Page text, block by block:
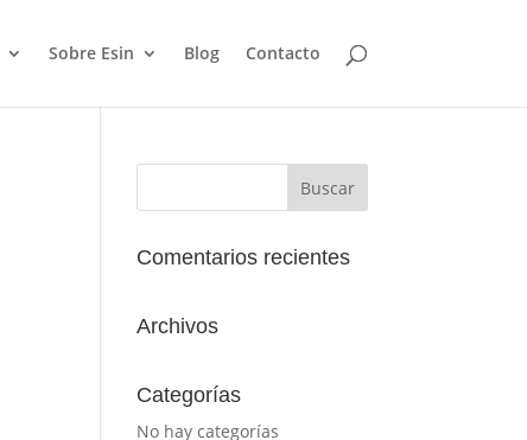
Sobre Esin Blog Contacto
Comentarios recientes
Archivos
Categorías
No hay categorías